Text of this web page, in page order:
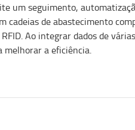
um seguimento,
cadeias de abastecimento
Ao integrar dados de
melhorar a eficiência.